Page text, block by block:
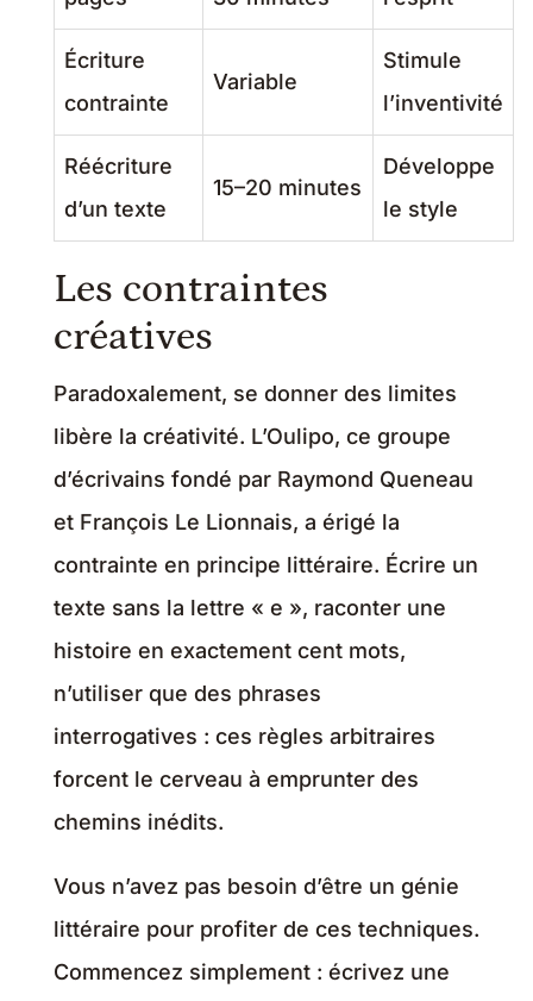
Écriture
contrainte
Variable
Stimule
l’inventivité
Réécriture
d’un texte
15–20 minutes
Développe
le style
Les contraintes
créatives
Paradoxalement, se donner des limites
libère la créativité. L’Oulipo, ce groupe
d’écrivains fondé par Raymond Queneau
et François Le Lionnais, a érigé la
contrainte en principe littéraire. Écrire un
texte sans la lettre « e », raconter une
histoire en exactement cent mots,
n’utiliser que des phrases
interrogatives : ces règles arbitraires
forcent le cerveau à emprunter des
chemins inédits.
Vous n’avez pas besoin d’être un génie
littéraire pour profiter de ces techniques.
Commencez simplement : écrivez une